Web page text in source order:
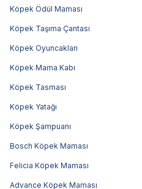
Köpek Ödül Maması
Köpek Taşıma Çantası
Köpek Oyuncakları
Köpek Mama Kabı
Köpek Tasması
Köpek Yatağı
Köpek Şampuanı
Bosch Köpek Maması
Felicia Köpek Maması
Advance Köpek Maması